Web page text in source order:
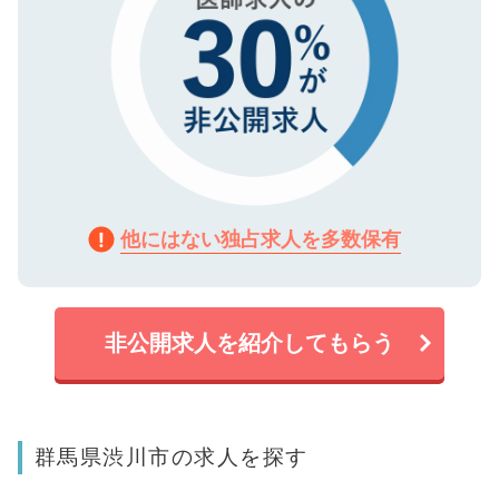
他にはない独占求人を多数保有
非公開求人を紹介してもらう
群馬県渋川市の求人を探す